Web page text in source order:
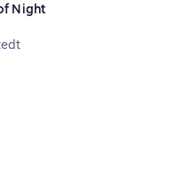
Night
0 на основе 0 оценок